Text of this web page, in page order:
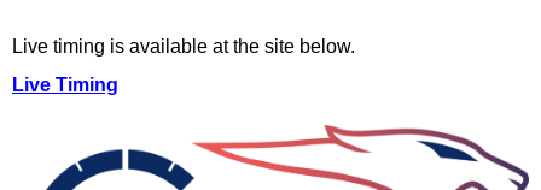
Live timing is available at the site below.
Live Timing